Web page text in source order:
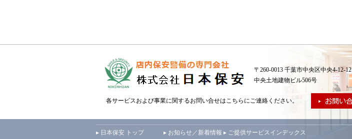
〒260-0013 千葉市中央区中央4-12-12
中央土地建物ビル506号
各サービスおよび事業に関するお問い合せはこちらにご連絡ください。
▸ 日本保安 トップ ▸ お知らせ／新着情報 ▸ ご提供サービスインデックス